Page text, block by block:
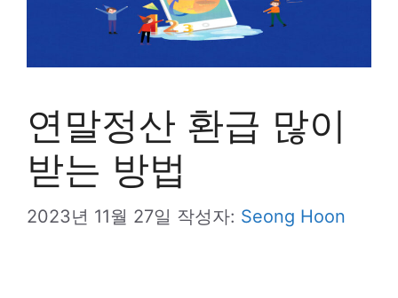
연말정산 환급 많이
받는 방법
2023년 11월 27일 작성자: Seong Hoon